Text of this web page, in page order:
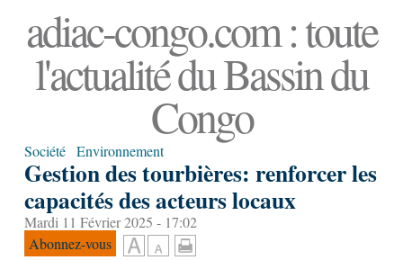
adiac-congo.com : toute
l'actualité du Bassin du
Congo
Société Environnement
Gestion des tourbières: renforcer les
capacités des acteurs locaux
Mardi 11 Février 2025 - 17:02
Abonnez-vous